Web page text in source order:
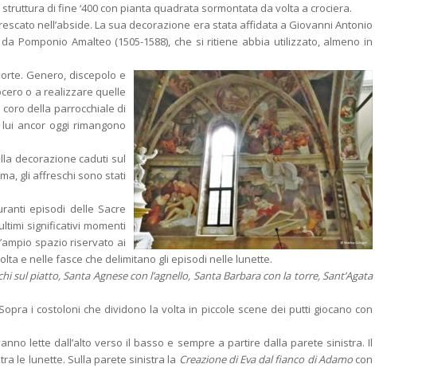
di fine ‘400 con pianta quadrata sormontata da volta a crociera.
nell’abside. La sua decorazione era stata affidata a Giovanni Antonio
Pomponio Amalteo (1505-1588), che si ritiene abbia utilizzato, almeno in
Genero, discepolo e
o a realizzare quelle
della parrocchiale di
ancor oggi rimangono
decorazione caduti sul
gli affreschi sono stati
episodi delle Sacre
significativi momenti
spazio riservato ai
e nelle fasce che delimitano gli episodi nelle lunette.
sul piatto, Santa Agnese con l’agnello, Santa Barbara con la torre, Sant’Agata
i costoloni che dividono la volta in piccole scene dei putti giocano con
lette dall’alto verso il basso e sempre a partire dalla parete sinistra. Il
le lunette. Sulla parete sinistra la Creazione di Eva dal fianco di Adamocon